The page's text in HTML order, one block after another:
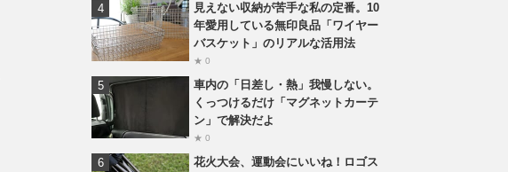
見えない収納が苦手な私の定番。10
年愛用している無印良品「ワイヤー
バスケット」のリアルな活用法
★ 0
車内の「日差し・熱」我慢しない。
くっつけるだけ「マグネットカーテ
ン」で解決だよ
★ 0
花火大会、運動会にいいね！ロゴス